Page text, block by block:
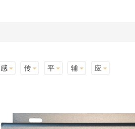
感知层 传输层 平台层 辅助产品与材料 应用终端